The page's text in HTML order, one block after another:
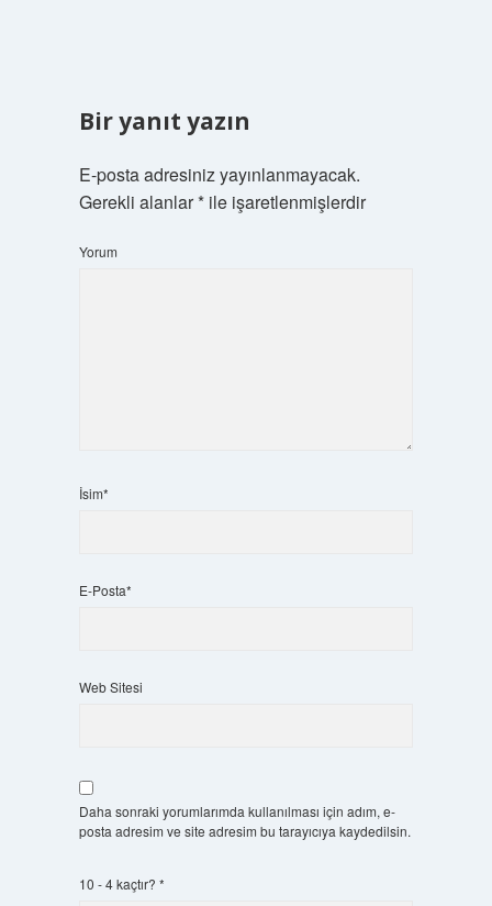
Bir yanıt yazın
E-posta adresiniz yayınlanmayacak.
Gerekli alanlar*ile işaretlenmişlerdir
Yorum
İsim*
E-Posta*
Web Sitesi
Daha sonraki yorumlarımda kullanılması için adım, e-
posta adresim ve site adresim bu tarayıcıya kaydedilsin.
10 - 4 kaçtır? *